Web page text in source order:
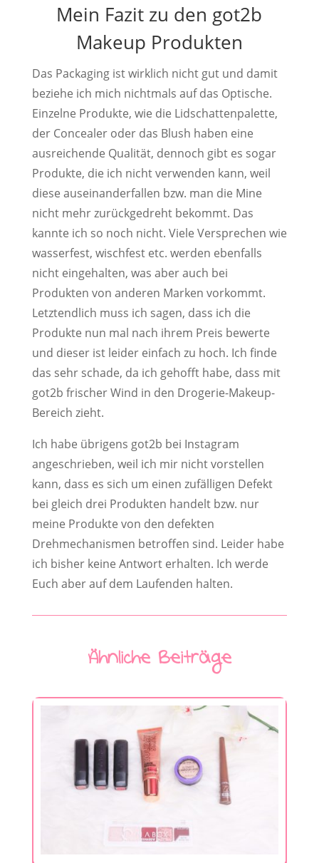
Mein Fazit zu den got2b
Makeup Produkten
Das Packaging ist wirklich nicht gut und damit
beziehe ich mich nichtmals auf das Optische.
Einzelne Produkte, wie die Lidschattenpalette,
der Concealer oder das Blush haben eine
ausreichende Qualität, dennoch gibt es sogar
Produkte, die ich nicht verwenden kann, weil
diese auseinanderfallen bzw. man die Mine
nicht mehr zurückgedreht bekommt. Das
kannte ich so noch nicht. Viele Versprechen wie
wasserfest, wischfest etc. werden ebenfalls
nicht eingehalten, was aber auch bei
Produkten von anderen Marken vorkommt.
Letztendlich muss ich sagen, dass ich die
Produkte nun mal nach ihrem Preis bewerte
und dieser ist leider einfach zu hoch. Ich finde
das sehr schade, da ich gehofft habe, dass mit
got2b frischer Wind in den Drogerie-Makeup-
Bereich zieht.
Ich habe übrigens got2b bei Instagram
angeschrieben, weil ich mir nicht vorstellen
kann, dass es sich um einen zufälligen Defekt
bei gleich drei Produkten handelt bzw. nur
meine Produkte von den defekten
Drehmechanismen betroffen sind. Leider habe
ich bisher keine Antwort erhalten. Ich werde
Euch aber auf dem Laufenden halten.
Ähnliche Beiträge